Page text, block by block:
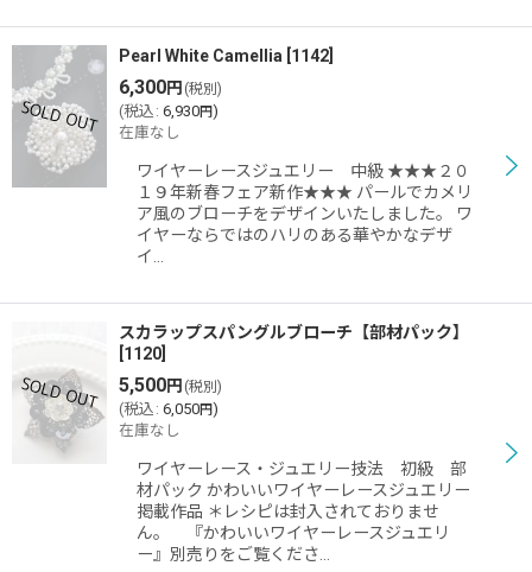
Pearl White Camellia 1142
6,300円 (税別)
(税込 : 6,930円)
在庫なし
ワイヤーレースジュエリー 中級 ★★★２０
１９年新春フェア新作★★★ パールでカメリ
ア風のブローチをデザインいたしました。 ワ
イヤーならではのハリのある華やかなデザ
イ…
スカラップスパングルブローチ【部材パック】
1120
5,500円 (税別)
(税込 : 6,050円)
在庫なし
ワイヤーレース・ジュエリー技法 初級 部
材パック かわいいワイヤーレースジュエリー
掲載作品 ＊レシピは封入されておりませ
ん。 『かわいいワイヤーレースジュエリ
ー』別売りをご覧くださ…